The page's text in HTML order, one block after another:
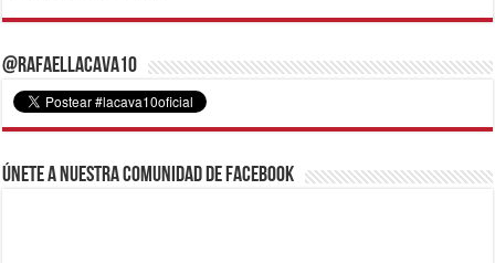
@RafaelLacava10
Únete a nuestra comunidad de Facebook